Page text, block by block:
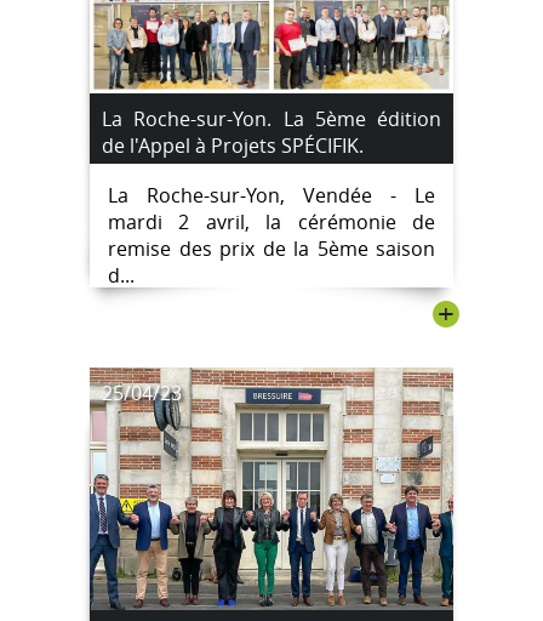
La Roche-sur-Yon. La 5ème édition
de l'Appel à Projets SPÉCIFIK.
La Roche-sur-Yon, Vendée - Le
mardi 2 avril, la cérémonie de
remise des prix de la 5ème saison
d...
+
25/04/23